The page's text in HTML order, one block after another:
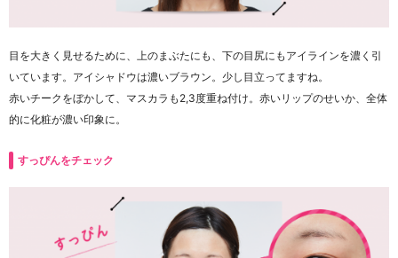
目を大きく見せるために、上のまぶたにも、下の目尻にもアイラインを濃く引
いています。アイシャドウは濃いブラウン。少し目立ってますね。
赤いチークをぼかして、マスカラも2,3度重ね付け。赤いリップのせいか、全体
的に化粧が濃い印象に。
すっぴんをチェック